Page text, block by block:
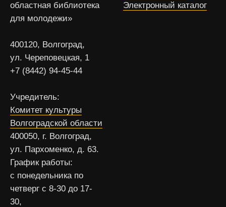
областная библиотека
для молодежи»
400120, Волгоград,
ул. Череповецкая, 1
+7 (8442) 94-45-44
Учредитель:
Комитет культуры
Волгоградской области
400050, г. Волгоград,
ул. Пархоменко, д. 63.
График работы:
с понедельника по
четверг с 8-30 до 17-
30,
Электронный каталог